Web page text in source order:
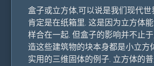
盒子或立方体,可以说是我们现代
肯定是在纸箱里. 这是因为立方体
样合在一起. 但盒子的影响并不止
造这些建筑物的块本身都是小立方
实用的三维固体的例子. 立方体的